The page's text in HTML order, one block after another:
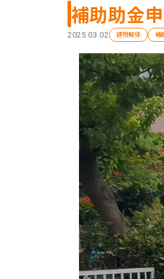
補助助金
2025.03.02 建物解体 補